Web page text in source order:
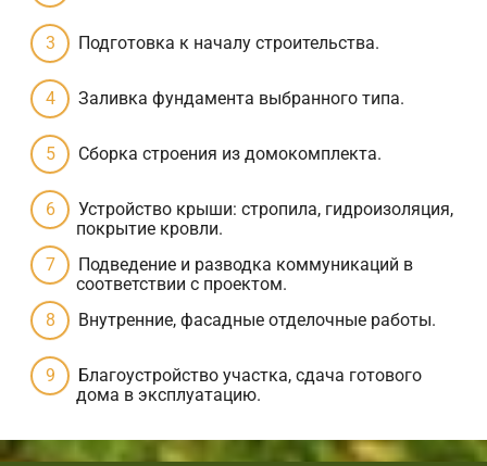
Подготовка к началу строительства.
Заливка фундамента выбранного типа.
Сборка строения из домокомплекта.
Устройство крыши: стропила, гидроизоляция,
покрытие кровли.
Подведение и разводка коммуникаций в
соответствии с проектом.
Внутренние, фасадные отделочные работы.
Благоустройство участка, сдача готового
дома в эксплуатацию.